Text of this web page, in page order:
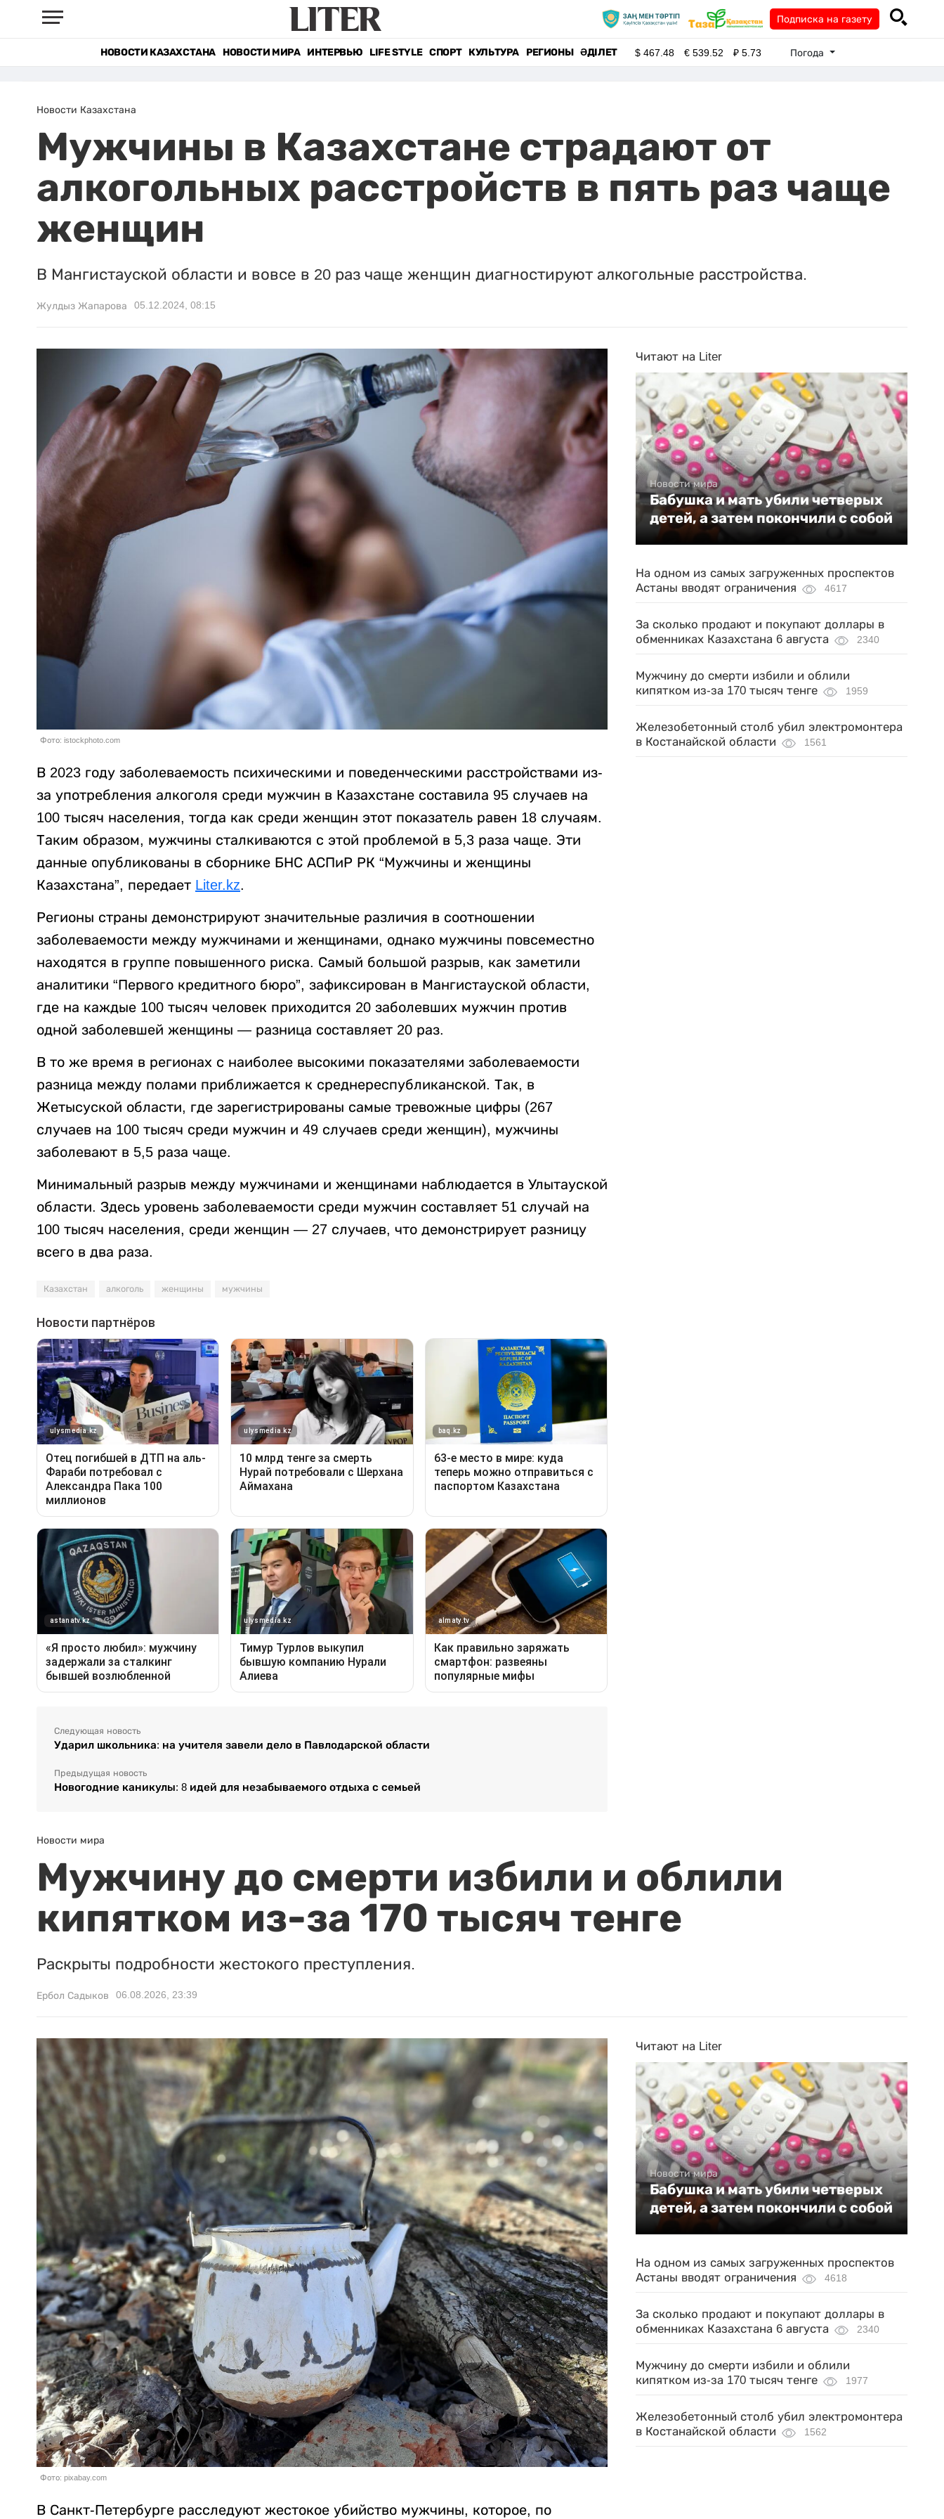
Подписка на газету
НОВОСТИ КАЗАХСТАНА НОВОСТИ МИРА ИНТЕРВЬЮ LIFE STYLE СПОРТ КУЛЬТУРА РЕГИОНЫ ӘДІЛЕТ $467.48 €539.52 ₽5.73 Погода
Новости Казахстана
Мужчины в Казахстане страдают от
алкогольных расстройств в пять раз чаще
женщин
В Мангистауской области и вовсе в 20 раз чаще женщин диагностируют алкогольные расстройства.
Жулдыз Жапарова 05.12.2024, 08:15
Фото: istockphoto.com
В 2023 году заболеваемость психическими и поведенческими расстройствами из-
за употребления алкоголя среди мужчин в Казахстане составила 95 случаев на
100 тысяч населения, тогда как среди женщин этот показатель равен 18 случаям.
Таким образом, мужчины сталкиваются с этой проблемой в 5,3 раза чаще. Эти
данные опубликованы в сборнике БНС АСПиР РК “Мужчины и женщины
Казахстана”, передает Liter.kz.
Регионы страны демонстрируют значительные различия в соотношении
заболеваемости между мужчинами и женщинами, однако мужчины повсеместно
находятся в группе повышенного риска. Самый большой разрыв, как заметили
аналитики “Первого кредитного бюро”, зафиксирован в Мангистауской области,
где на каждые 100 тысяч человек приходится 20 заболевших мужчин против
одной заболевшей женщины — разница составляет 20 раз.
В то же время в регионах с наиболее высокими показателями заболеваемости
разница между полами приближается к среднереспубликанской. Так, в
Жетысуской области, где зарегистрированы самые тревожные цифры (267
случаев на 100 тысяч среди мужчин и 49 случаев среди женщин), мужчины
заболевают в 5,5 раза чаще.
Минимальный разрыв между мужчинами и женщинами наблюдается в Улытауской
области. Здесь уровень заболеваемости среди мужчин составляет 51 случай на
100 тысяч населения, среди женщин — 27 случаев, что демонстрирует разницу
всего в два раза.
Казахстан алкоголь женщины мужчины
Следующая новость
Ударил школьника: на учителя завели дело в Павлодарской области
Предыдущая новость
Новогодние каникулы: 8 идей для незабываемого отдыха с семьей
Читают на Liter
Новости мира
Бабушка и мать убили четверых
детей, а затем покончили с собой
На одном из самых загруженных проспектов
Астаны вводят ограничения
4617
За сколько продают и покупают доллары в
обменниках Казахстана 6 августа
2340
Мужчину до смерти избили и облили
кипятком из-за 170 тысяч тенге
1959
Железобетонный столб убил электромонтера
в Костанайской области
1561
Новости мира
Мужчину до смерти избили и облили
кипятком из-за 170 тысяч тенге
Раскрыты подробности жестокого преступления.
Ербол Садыков 06.08.2026, 23:39
Фото: pixabay.com
В Санкт-Петербурге расследуют жестокое убийство мужчины, которое, по
Читают на Liter
Новости мира
Бабушка и мать убили четверых
детей, а затем покончили с собой
На одном из самых загруженных проспектов
Астаны вводят ограничения
4618
За сколько продают и покупают доллары в
обменниках Казахстана 6 августа
2340
Мужчину до смерти избили и облили
кипятком из-за 170 тысяч тенге
1977
Железобетонный столб убил электромонтера
в Костанайской области
1562